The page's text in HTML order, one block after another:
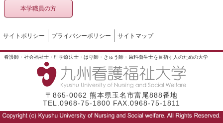
本学職員の方
サイトポリシー プライバシーポリシー サイトマップ
看護師・社会福祉士・理学療法士・はり師・きゅう師・歯科衛生士を目指す人のための大学
〒865-0062 熊本県玉名市富尾888番地
TEL.0968-75-1800 FAX.0968-75-1811